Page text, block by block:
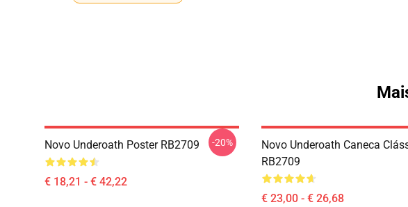
Novo Underoath Poster RB2709
€ 18,21 - € 42,22
-20%
Novo Underoath Caneca
RB2709
€ 23,00 - € 26,68